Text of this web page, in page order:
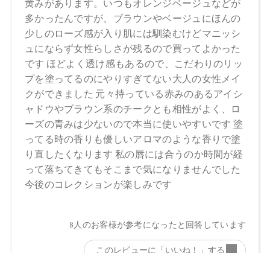
化鉄
・EX03 Rose Mist
トリイソステアリン酸ポリグリセリル－２、トリ（カプリル
酸／カプリン酸）グリセリル、ダイマージリノール酸（フィ
トステリル／イソステアリル／セチル／ステアリル／ベヘニ
ル）、スクワラン、ダイマージリノール酸水添ヒマシ油、ヒ
マワリ種子ロウ、シリカ、キャンデリラロウエキス、キャン
デリラロウ炭化水素、セスキイソステアリン酸ソルビタン、
ラベンダー油、ニオイテンジクアオイ油、ベルガモット果皮
油、ミツロウ、イランイラン花油、トコフェロール、アオモ
ジ果実油、水酸化Ａｌ、オプンチアフィクスインジカ種子
油、ホホバ種子油、ローズマリー葉油、オリーブ果実油、カ
ニナバラ果実油、マイカ、酸化鉄、酸化チタン、赤２０２、